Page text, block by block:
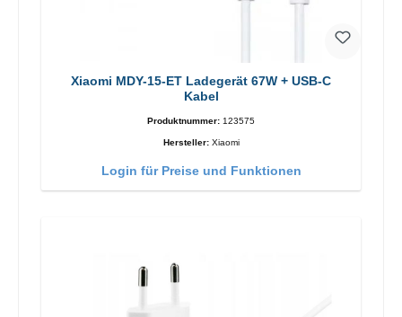
Xiaomi MDY-15-ET Ladegerät 67W + USB-C
Kabel
Produktnummer: 123575
Hersteller: Xiaomi
Login für Preise und Funktionen